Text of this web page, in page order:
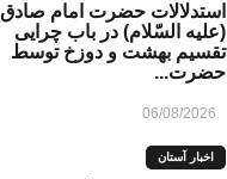
استدلالات حضرت امام صادق
(علیه السّلام) در باب چرایی
تقسیم بهشت و دوزخ توسط
حضرت...
06/08/2026
اخبار آستان